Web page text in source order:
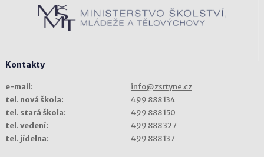
Kontakty
e-mail:
info@zsrtyne.cz
tel. nová škola:
499 888 134
tel. stará škola:
499 888 150
tel. vedení:
499 888 327
tel. jídelna:
499 888 137